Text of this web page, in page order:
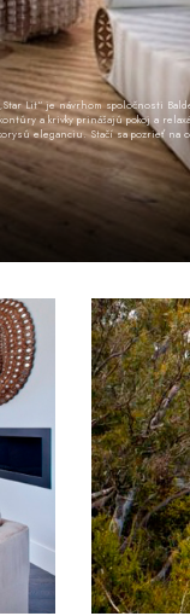
Lit“ je návrhom spoločnosti
a krivky prinášajú pokoj a
eleganciu. Stačí sa pozrieť na